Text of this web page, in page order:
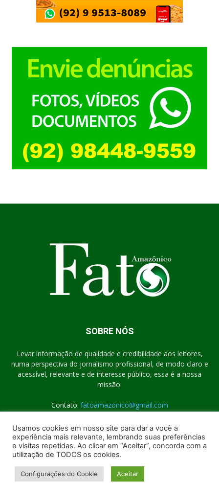
SOBRE NÓS
Levar informação de qualidade e credibilidade aos leitores,
numa perspectiva do jornalismo profissional, de modo claro e
acessível, relevante e de interesse público, essa é a nossa
missão.
Contato: fatoamazonico@gmail.com
SIGA-NOS
Usamos cookies em nosso site para dar a você a
experiência mais relevante, lembrando suas preferências
e visitas repetidas. Ao clicar em “Aceitar”, concorda com a
utilização de TODOS os cookies.
Configurações do Cookie Aceitar